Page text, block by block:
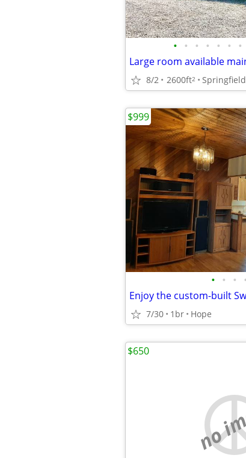
• • • • • • •
Large room available
8/2 2600ft2
• • • •
7/30 1br Hope
$999
no
$650